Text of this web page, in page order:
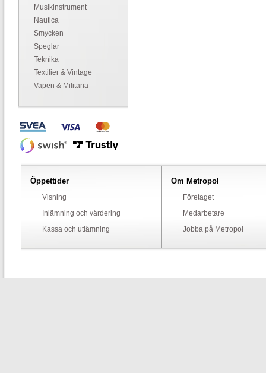
Musikinstrument
Nautica
Smycken
Speglar
Teknika
Textilier & Vintage
Vapen & Militaria
Öppettider
Visning
Inlämning och värdering
Kassa och utlämning
Om Metropol
Företaget
Medarbetare
Jobba på Metropol